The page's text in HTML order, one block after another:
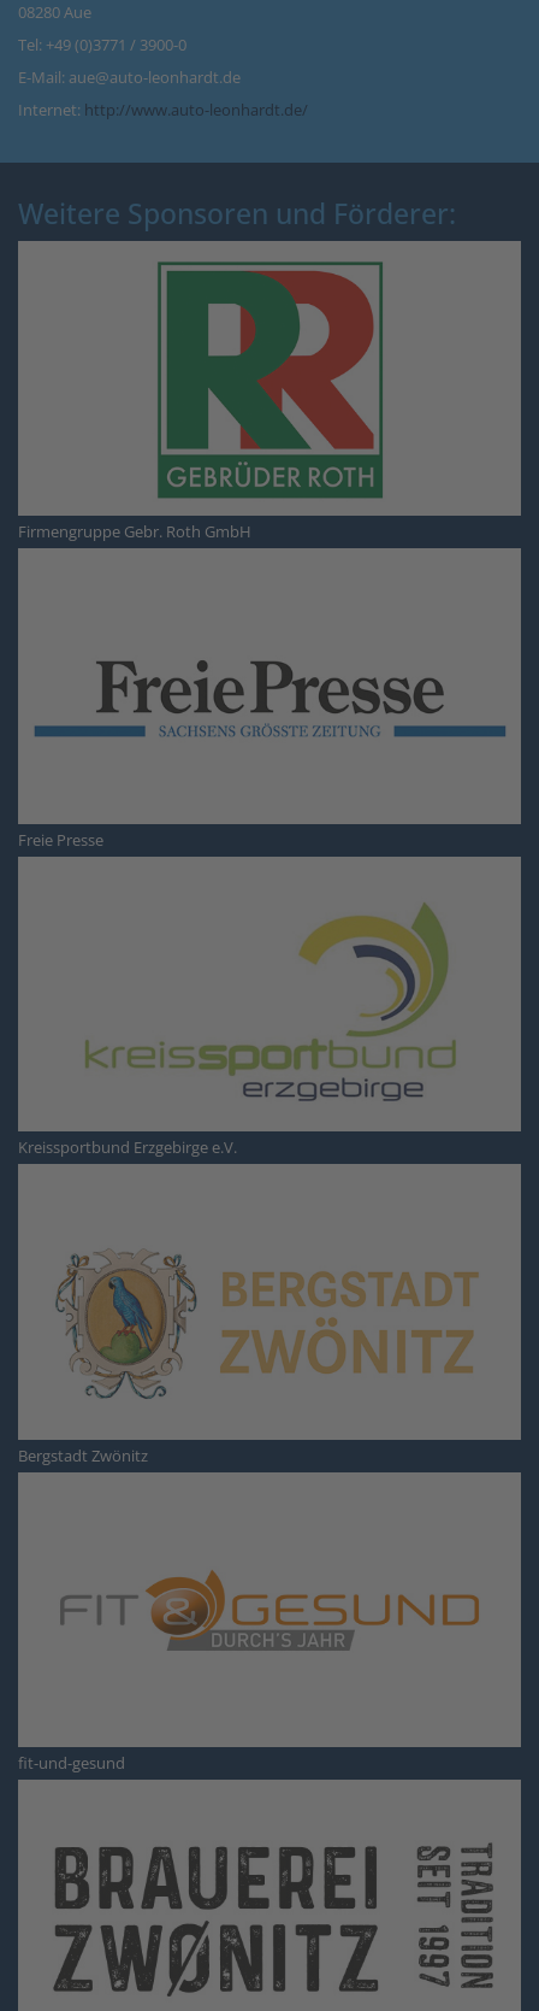
08280 Aue
Tel: +49 (0)3771 / 3900-0
E-Mail: aue@auto-leonhardt.de
Internet: http://www.auto-leonhardt.de/
Weitere Sponsoren und Förderer:
Firmengruppe Gebr. Roth GmbH
Freie Presse
Kreissportbund Erzgebirge e.V.
Bergstadt Zwönitz
fit-und-gesund